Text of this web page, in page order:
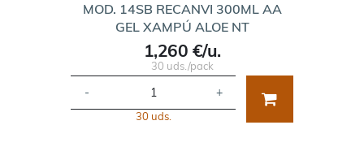
MOD. 14SB RECANVI 300ML AA
GEL XAMPÚ ALOE NT
1,260 €/u.
30 uds./pack
- +
30 uds.